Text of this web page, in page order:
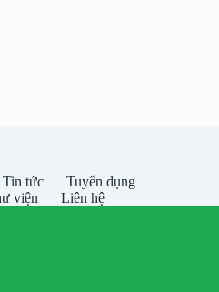
Tin tức
Tuyển dụng
viện Liên hệ